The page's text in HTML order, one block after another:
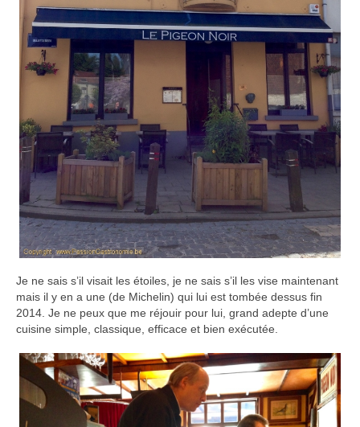
Je ne sais s’il visait les étoiles, je ne sais s’il les vise maintenant
mais il y en a une (de Michelin) qui lui est tombée dessus fin
2014. Je ne peux que me réjouir pour lui, grand adepte d’une
cuisine simple, classique, efficace et bien exécutée.